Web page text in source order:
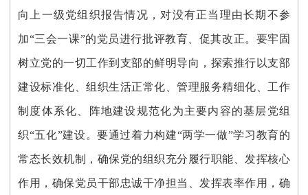
向上一级党组织报告情况，对没有正当理由长期不参
加“三会一课”的党员进行批评教育、促其改正。要牢固
树立党的一切工作到支部的鲜明导向，探索推行以支部
建设标准化、组织生活正常化、管理服务精细化、工作
制度体系化、阵地建设规范化为主要内容的基层党组
织“五化”建设。要通过着力构建“两学一做”学习教育的
常态长效机制，确保党的组织充分履行职能、发挥核心
作用，确保党员干部忠诚干净担当、发挥表率作用，确